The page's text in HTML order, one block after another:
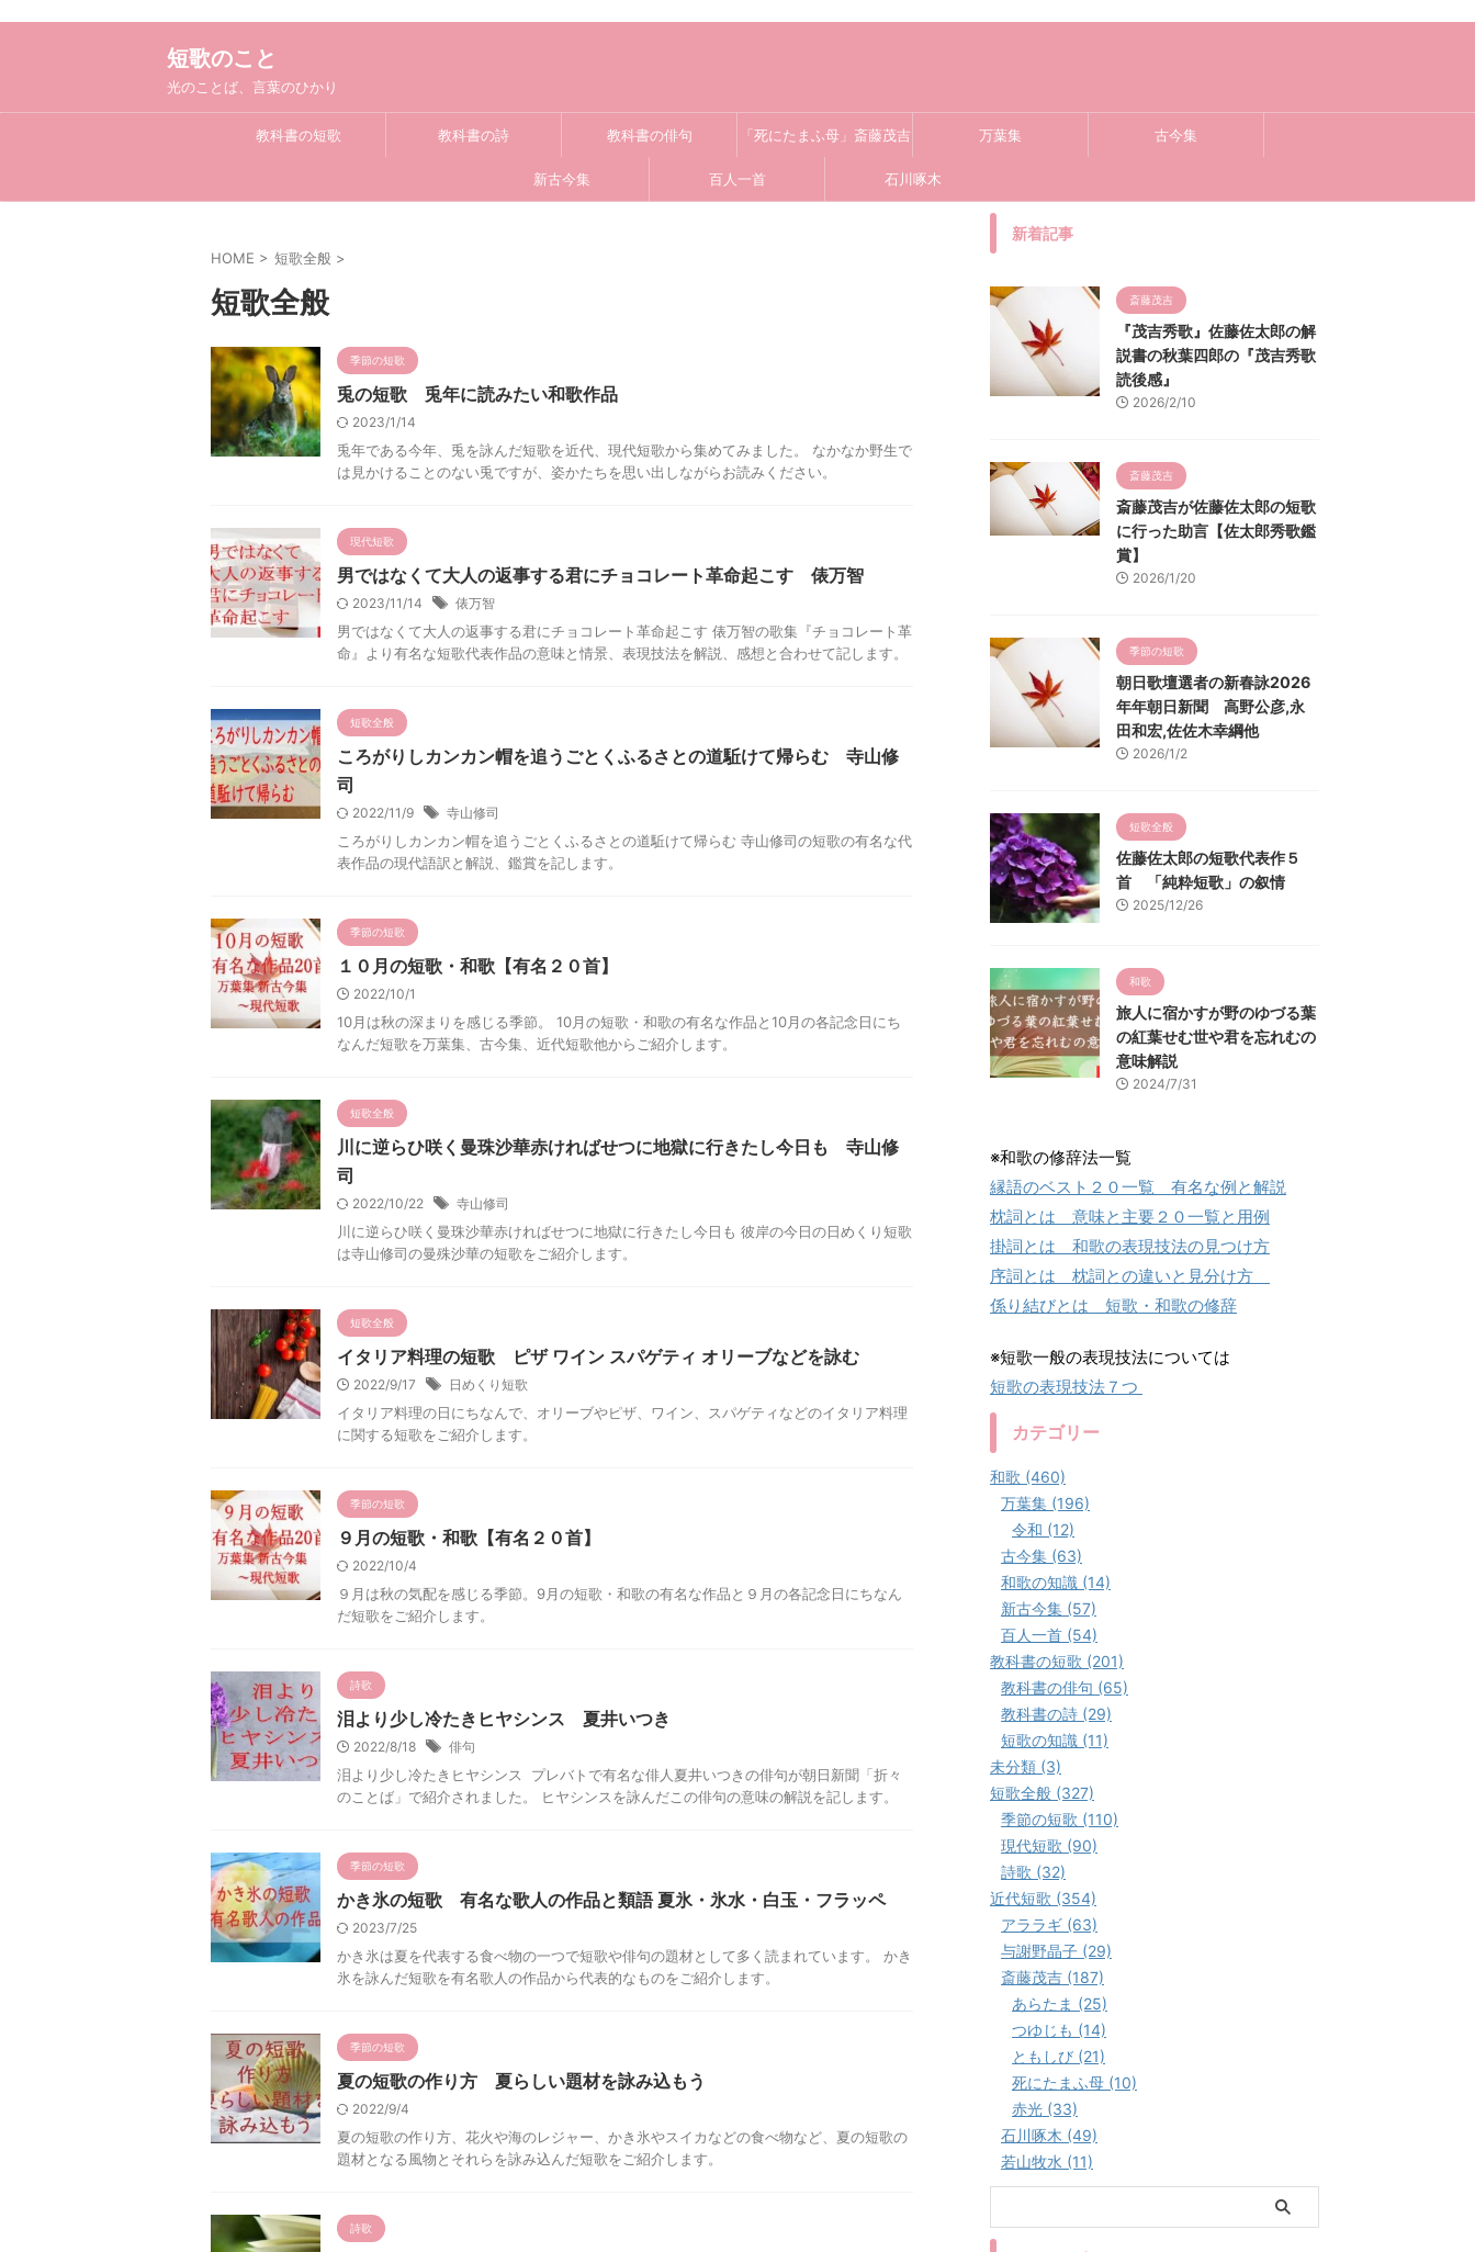
短歌のこと
光のことば、言葉のひかり
教科書の短歌 教科書の詩 教科書の俳句 「死にたまふ母」斎藤茂吉 万葉集 古今集
新古今集 百人一首 石川啄木
HOME > 短歌全般 >
短歌全般
季節の短歌
兎の短歌 兎年に読みたい和歌作品
2023/1/14
兎年である今年、兎を詠んだ短歌を近代、現代短歌から集めてみました。 なかなか野生で
は見かけることのない兎ですが、姿かたちを思い出しながらお読みください。
現代短歌
男ではなくて大人の返事する君にチョコレート革命起こす 俵万智
2023/11/14 俵万智
男ではなくて大人の返事する君にチョコレート革命起こす 俵万智の歌集『チョコレート革
命』より有名な短歌代表作品の意味と情景、表現技法を解説、感想と合わせて記します。
短歌全般
ころがりしカンカン帽を追うごとくふるさとの道駈けて帰らむ 寺山修
司
2022/11/9 寺山修司
ころがりしカンカン帽を追うごとくふるさとの道駈けて帰らむ 寺山修司の短歌の有名な代
表作品の現代語訳と解説、鑑賞を記します。
季節の短歌
１０月の短歌・和歌【有名２０首】
2022/10/1
10月は秋の深まりを感じる季節。 10月の短歌・和歌の有名な作品と10月の各記念日にち
なんだ短歌を万葉集、古今集、近代短歌他からご紹介します。
短歌全般
川に逆らひ咲く曼珠沙華赤ければせつに地獄に行きたし今日も 寺山修
司
2022/10/22 寺山修司
川に逆らひ咲く曼珠沙華赤ければせつに地獄に行きたし今日も 彼岸の今日の日めくり短歌
は寺山修司の曼殊沙華の短歌をご紹介します。
短歌全般
イタリア料理の短歌 ピザ ワイン スパゲティ オリーブなどを詠む
2022/9/17 日めくり短歌
イタリア料理の日にちなんで、オリーブやピザ、ワイン、スパゲティなどのイタリア料理
に関する短歌をご紹介します。
季節の短歌
９月の短歌・和歌【有名２０首】
2022/10/4
９月は秋の気配を感じる季節。9月の短歌・和歌の有名な作品と９月の各記念日にちなん
だ短歌をご紹介します。
詩歌
泪より少し冷たきヒヤシンス 夏井いつき
2022/8/18 俳句
泪より少し冷たきヒヤシンス プレバトで有名な俳人夏井いつきの俳句が朝日新聞「折々
のことば」で紹介されました。 ヒヤシンスを詠んだこの俳句の意味の解説を記します。
季節の短歌
かき氷の短歌 有名な歌人の作品と類語 夏氷・氷水・白玉・フラッペ
2023/7/25
かき氷は夏を代表する食べ物の一つで短歌や俳句の題材として多く読まれています。 かき
氷を詠んだ短歌を有名歌人の作品から代表的なものをご紹介します。
季節の短歌
夏の短歌の作り方 夏らしい題材を詠み込もう
2022/9/4
夏の短歌の作り方、花火や海のレジャー、かき氷やスイカなどの食べ物など、夏の短歌の
題材となる風物とそれらを詠み込んだ短歌をご紹介します。
詩歌
新着記事
斎藤茂吉
『茂吉秀歌』佐藤佐太郎の解
説書の秋葉四郎の『茂吉秀歌
読後感』
2026/2/10
斎藤茂吉
斎藤茂吉が佐藤佐太郎の短歌
に行った助言【佐太郎秀歌鑑
賞】
2026/1/20
季節の短歌
朝日歌壇選者の新春詠2026
年年朝日新聞 高野公彦,永
田和宏,佐佐木幸綱他
2026/1/2
短歌全般
佐藤佐太郎の短歌代表作５
首 「純粋短歌」の叙情
2025/12/26
和歌
旅人に宿かすが野のゆづる葉
の紅葉せむ世や君を忘れむの
意味解説
2024/7/31
※和歌の修辞法一覧
縁語のベスト２０一覧 有名な例と解説
枕詞とは 意味と主要２０一覧と用例
掛詞とは 和歌の表現技法の見つけ方
序詞とは 枕詞との違いと見分け方
係り結びとは 短歌・和歌の修辞
※短歌一般の表現技法については
短歌の表現技法７つ
カテゴリー
和歌 (460)
万葉集 (196)
令和 (12)
古今集 (63)
和歌の知識 (14)
新古今集 (57)
百人一首 (54)
教科書の短歌 (201)
教科書の俳句 (65)
教科書の詩 (29)
短歌の知識 (11)
未分類 (3)
短歌全般 (327)
季節の短歌 (110)
現代短歌 (90)
詩歌 (32)
近代短歌 (354)
アララギ (63)
与謝野晶子 (29)
斎藤茂吉 (187)
あらたま (25)
つゆじも (14)
ともしび (21)
死にたまふ母 (10)
赤光 (33)
石川啄木 (49)
若山牧水 (11)